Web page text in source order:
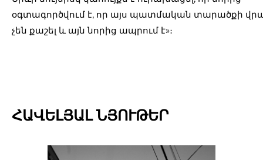
օգտագործվում է, որ այս պատմական տարածքի
չեն քաշել և այն նորից ապրում է»։
ՀԱՎԵԼՅԱԼ ՆՅՈՒԹԵՐ